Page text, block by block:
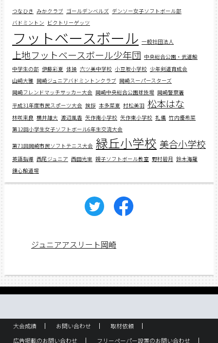
つなひき みかクラブ ゴールデンベルズ デンソー女子ソフトボール部
バドミントン ビクトリーゲッツ
フットベースボール 一般社団法人
上地フットベースボール少年団 中央総合公園・武道館
中学生の部 伊藤彩夏 体操 六ツ美中学校 小豆坂小学校 少年剣道育成会
山﨑大雅 岡崎ジュニアバドミントンクラブ 岡崎スーパースターズ
岡崎フレンドマッチサッカー大会 岡崎中央総合公園球技場 岡崎警察署
平成31年度市民スポーツ大会 挨拶 本多菜夏 村松美羽 松本はな
林咲来良 横井雄大 渡辺風香 矢作南小学校 矢作東小学校 礼儀 竹内優希菜
第12回小学生女子ソフトボール6年生交流大会
第71回岡崎市民ソフトテニス大会 緑丘小学校 美合小学校
英語指導 西尾ジュニア 西田光里 親子ソフトボール教室 野村碧月 鈴木海羅
錬心館道場
ジュニアアスリート岡崎
大会成績 お問い合わせ
取材依頼
広告掲載のお問い合わせ
フリーペーパー設置のお問い合わせ